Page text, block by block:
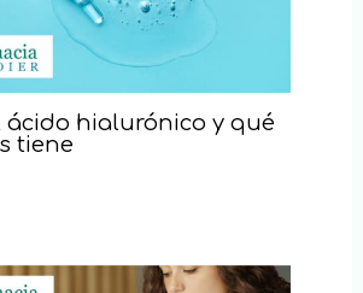
ácido hialurónico y qué
tiene